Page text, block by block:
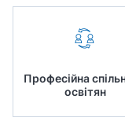
Професійна
освітян